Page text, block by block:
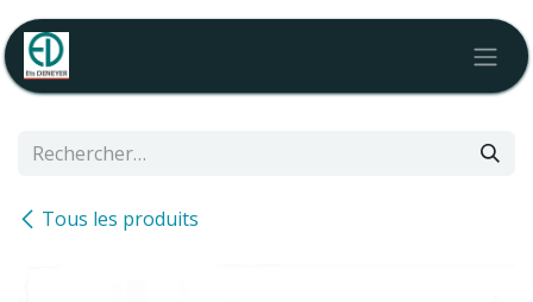
Se rendre au contenu
Tous les produits